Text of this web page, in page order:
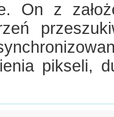
On z
pikseli,